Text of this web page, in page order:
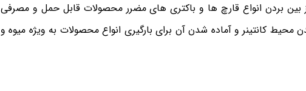
بین بردن انواع قارچ ها و باکتری های مضرر محصولات قابل حمل و مصرفی
کانتینر و آماده شدن آن برای بارگیری انواع محصولات به ویژه میوه و